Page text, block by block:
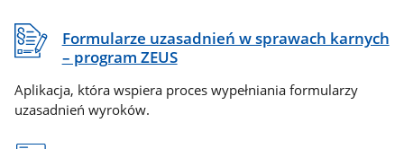
Formularze uzasadnień w sprawach karnych
– program ZEUS
Aplikacja, która wspiera proces wypełniania formularzy
uzasadnień wyroków.